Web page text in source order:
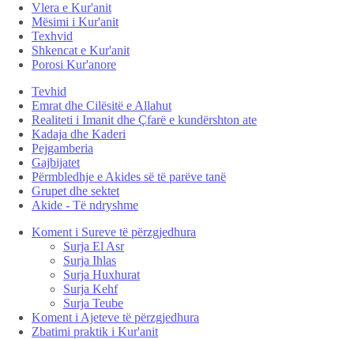
Vlera e Kur'anit
Mësimi i Kur'anit
Texhvid
Shkencat e Kur'anit
Porosi Kur'anore
Tevhid
Emrat dhe Cilësitë e Allahut
Realiteti i Imanit dhe Çfarë e kundërshton ate
Kadaja dhe Kaderi
Pejgamberia
Gajbijatet
Përmbledhje e Akides së të parëve tanë
Grupet dhe sektet
Akide - Të ndryshme
Koment i Sureve të përzgjedhura
Surja El Asr
Surja Ihlas
Surja Huxhurat
Surja Kehf
Surja Teube
Koment i Ajeteve të përzgjedhura
Zbatimi praktik i Kur'anit